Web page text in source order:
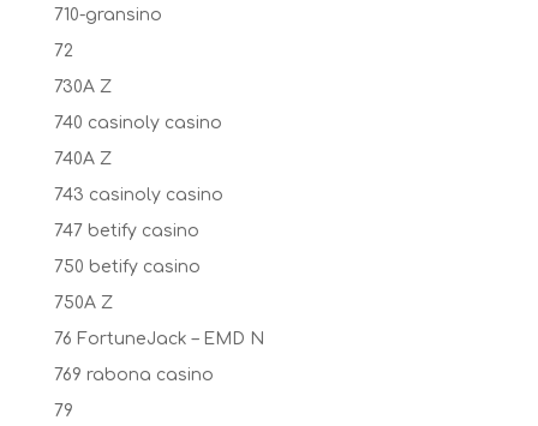
710-gransino
72
730A Z
740 casinoly casino
740A Z
743 casinoly casino
747 betify casino
750 betify casino
750A Z
76 FortuneJack – EMD N
769 rabona casino
79